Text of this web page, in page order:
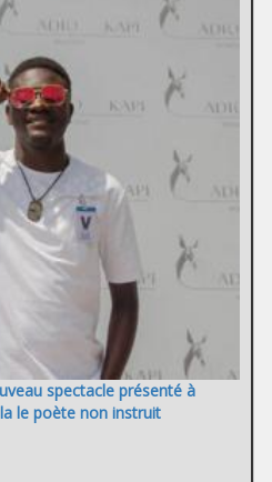
spectacle présenté à
le poète non instruit